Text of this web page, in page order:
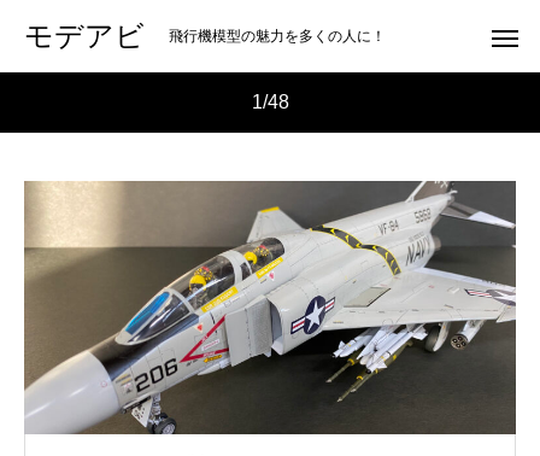
モデアビ 飛行機模型の魅力を多くの人に！
1/48